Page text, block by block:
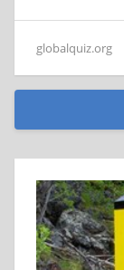
globalquiz.org